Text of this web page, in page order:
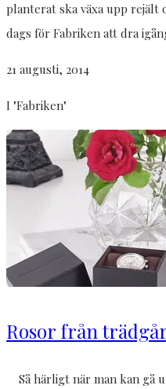
planterat ska växa upp rejält
dags för Fabriken att dra
21 augusti, 2014
I "Fabriken"
Rosor från
Så härligt när man kan gå